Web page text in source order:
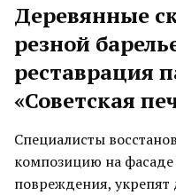
Деревянные
резной
реставрация
«Советская
Специалисты
композицию на фасаде
повреждения,